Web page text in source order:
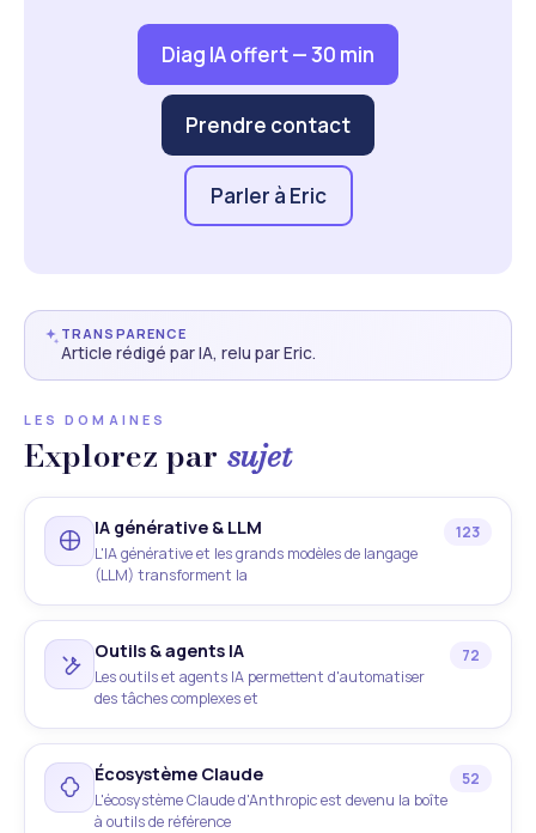
Diag IA offert — 30 min
Prendre contact
Parler à Eric
TRANSPARENCE
Article rédigé par IA, relu par Eric.
LES DOMAINES
Explorez par sujet
IA générative & LLM
L'IA générative et les grands modèles de langage
(LLM) transforment la
123
Outils & agents IA
Les outils et agents IA permettent d'automatiser
des tâches complexes et
72
Écosystème Claude
L'écosystème Claude d'Anthropic est devenu la boîte
à outils de référence
52